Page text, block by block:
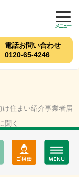
メニュー
電話お問い合わせ
0120-65-4246
け住まい紹介事業者届
聞く